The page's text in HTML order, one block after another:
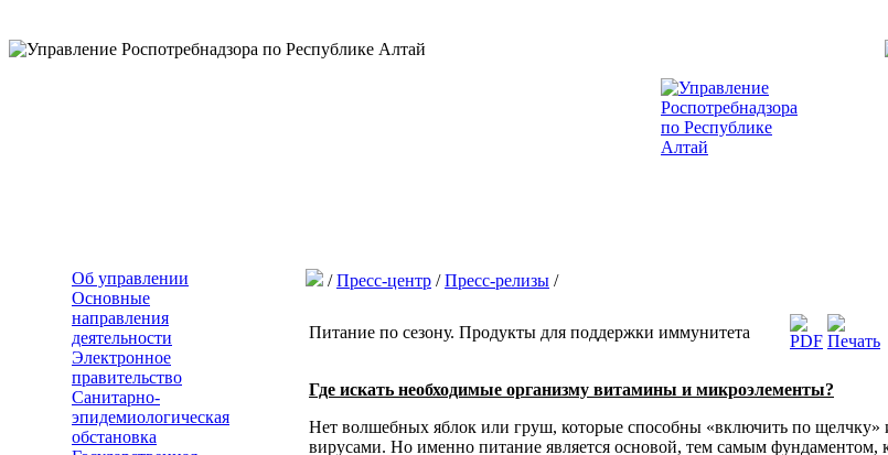
Об управлении
Основные
направления
деятельности
Электронное
правительство
Санитарно-
эпидемиологическая
обстановка
/Пресс-центр /Пресс-релизы /
Питание по сезону. Продукты для поддержки иммунитета
Где искать необходимые организму витамины и микроэлементы?
Нет волшебных яблок или груш, которые способны «включить по щелчку»
вирусами. Но именно питание является основой, тем самым фундаментом,